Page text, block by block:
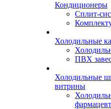
Кондиционеры
Сплит-
Холодильные
ПВХ
Холодильные
витрины